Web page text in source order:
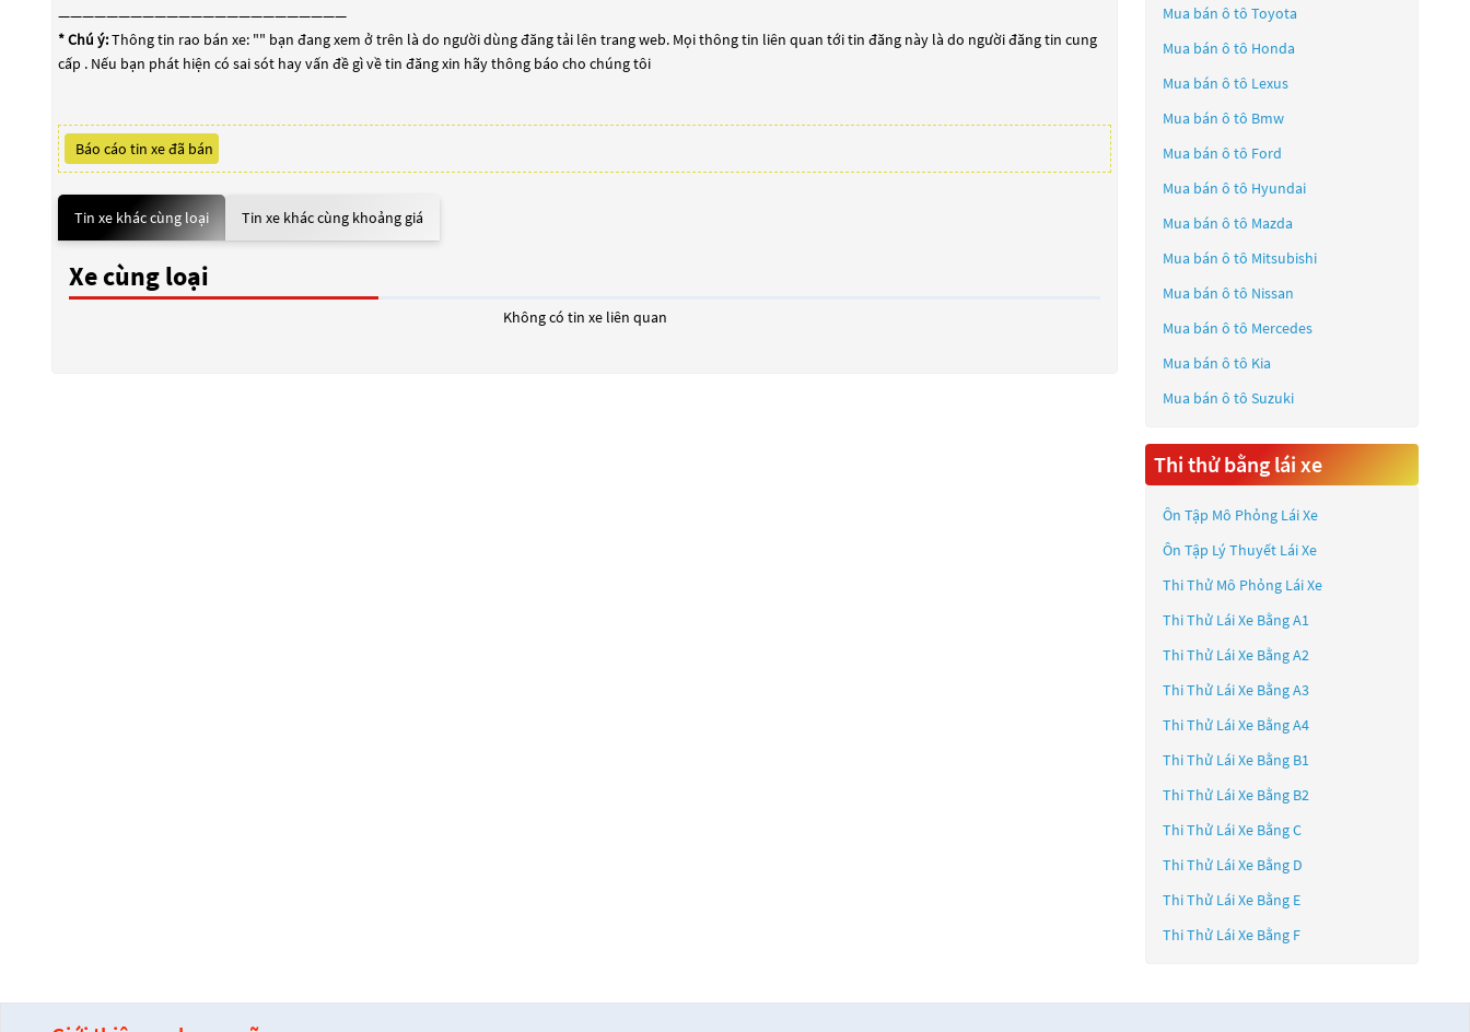
————————————————————————
* Chú ý:Thông tin rao bán xe: "" bạn đang xem ở trên là do người dùng đăng tải lên trang web. Mọi thông tin liên quan tới tin đăng này là do người đăng tin cung
cấp . Nếu bạn phát hiện có sai sót hay vấn đề gì về tin đăng xin hãy thông báo cho chúng tôi
Báo cáo tin xe đã bán
Tin xe khác cùng loại Tin xe khác cùng khoảng giá
Xe cùng loại
Không có tin xe liên quan
Mua bán ô tô Toyota
Mua bán ô tô Honda
Mua bán ô tô Lexus
Mua bán ô tô Bmw
Mua bán ô tô Ford
Mua bán ô tô Hyundai
Mua bán ô tô Mazda
Mua bán ô tô Mitsubishi
Mua bán ô tô Nissan
Mua bán ô tô Mercedes
Mua bán ô tô Kia
Mua bán ô tô Suzuki
Thi thử bằng lái xe
Ôn Tập Mô Phỏng Lái Xe
Ôn Tập Lý Thuyết Lái Xe
Thi Thử Mô Phỏng Lái Xe
Thi Thử Lái Xe Bằng A1
Thi Thử Lái Xe Bằng A2
Thi Thử Lái Xe Bằng A3
Thi Thử Lái Xe Bằng A4
Thi Thử Lái Xe Bằng B1
Thi Thử Lái Xe Bằng B2
Thi Thử Lái Xe Bằng C
Thi Thử Lái Xe Bằng D
Thi Thử Lái Xe Bằng E
Thi Thử Lái Xe Bằng F